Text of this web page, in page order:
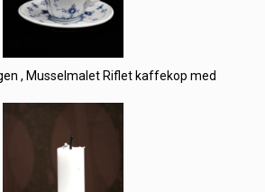
, Musselmalet Riflet kaffekop med